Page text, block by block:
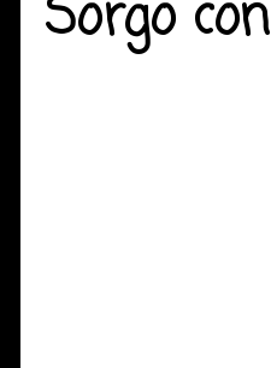
Sorgo